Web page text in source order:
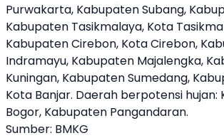
Purwakarta, Kabupaten Subang,
Kabupaten Tasikmalaya, Kota
Kabupaten Cirebon, Kota Cirebon,
Indramayu, Kabupaten Majalengka,
Kuningan, Kabupaten Sumedang,
Kota Banjar. Daerah berpotensi hujan:
Bogor, Kabupaten Pangandaran.
Sumber: BMKG